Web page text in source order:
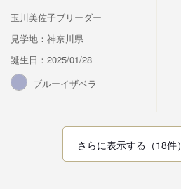
玉川美佐子ブリーダー
見学地：神奈川県
誕生日：2025/01/28
ブルーイザベラ
さらに表示する（18件）